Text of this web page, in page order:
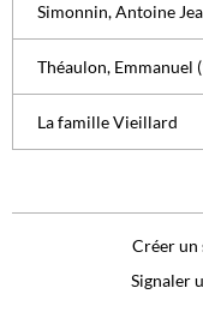
Simonnin, Antoine
Théaulon, Emmanuel
La famille Vieillard
Créer un
Signaler